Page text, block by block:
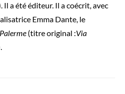
Il a été éditeur. Il a coécrit, avec
Emma Dante, le
Palerme (titre original :Via